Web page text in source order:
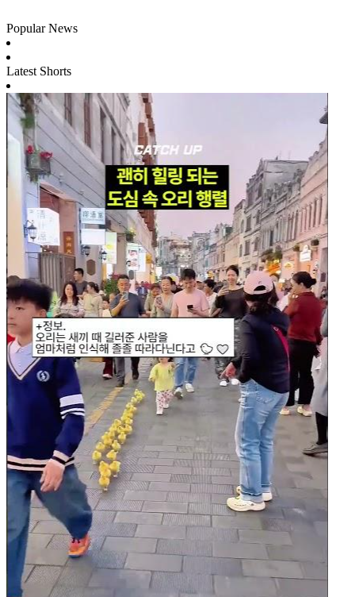
Popular News
Latest Shorts